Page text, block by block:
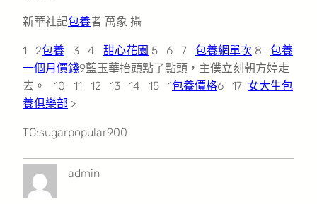
新華社記包養者 萬象 攝
1 2包養 3 4 甜心花園 5 6 7 包養網單次 8 包養
一個月價錢9藍玉華抬頭點了點頭，主僕立刻朝方婷走
去。 10 11 12 13 14 15 1包養價格6 17 女大生包
養俱樂部 >
TC:sugarpopular900
admin